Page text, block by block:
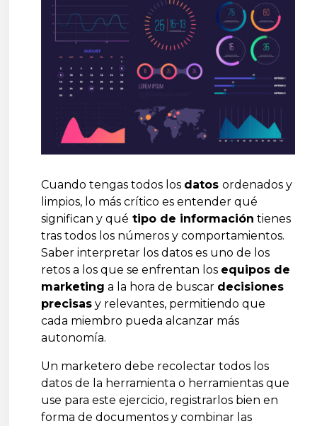
Cuando tengas todos los datosordenados y
limpios, lo más crítico es entender qué
significan y qué tipo de información tienes
tras todos los números y comportamientos.
Saber interpretar los datos es uno de los
retos a los que se enfrentan los equipos de
marketing a la hora de buscar decisiones
precisas y relevantes, permitiendo que
cada miembro pueda alcanzar más
autonomía.
Un marketero debe recolectar todos los
datos de la herramienta o herramientas que
use para este ejercicio, registrarlos bien en
forma de documentos y combinar las